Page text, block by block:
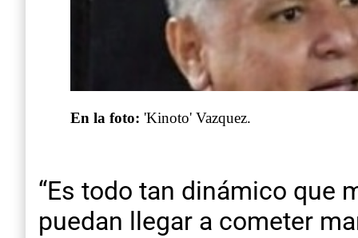
En la foto: 'Kinoto' Vazquez.
“Es todo tan dinámico que
puedan llegar a cometer